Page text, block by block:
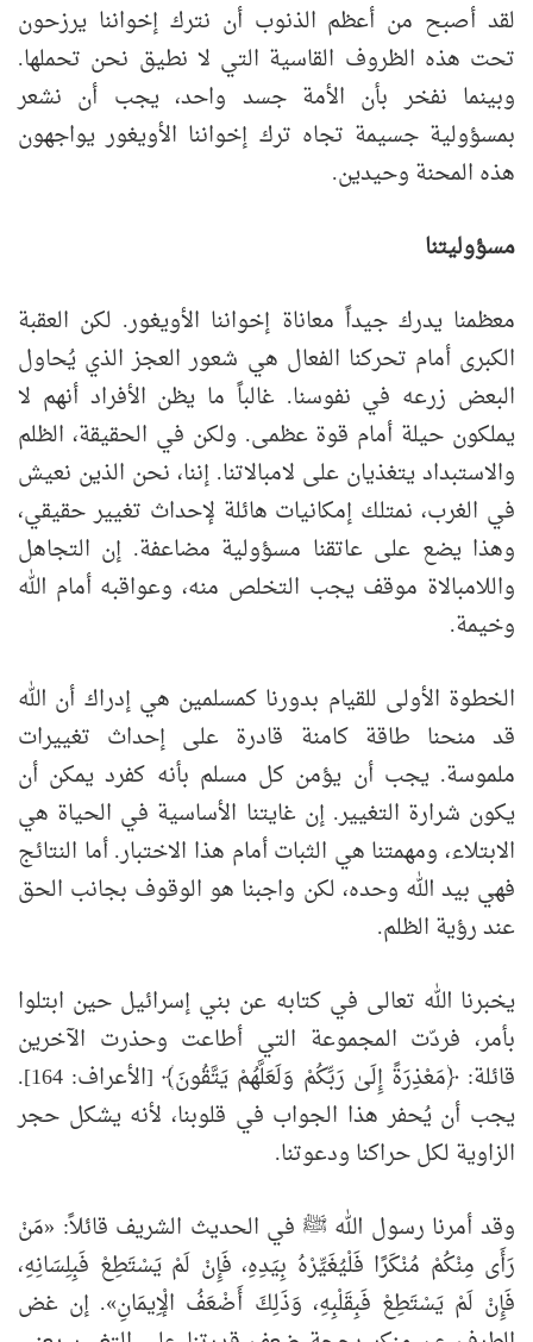
لقد أصبح من أعظم الذنوب أن نترك إخواننا يرزحون
تحت هذه الظروف القاسية التي لا نطيق نحن تحملها.
وبينما نفخر بأن الأمة جسد واحد، يجب أن نشعر
بمسؤولية جسيمة تجاه ترك إخواننا الأويغور يواجهون
هذه المحنة وحيدين.
مسؤوليتنا
معظمنا يدرك جيداً معاناة إخواننا الأويغور. لكن العقبة
الكبرى أمام تحركنا الفعال هي شعور العجز الذي يُحاول
البعض زرعه في نفوسنا. غالباً ما يظن الأفراد أنهم لا
يملكون حيلة أمام قوة عظمى. ولكن في الحقيقة، الظلم
والاستبداد يتغذيان على لامبالاتنا. إننا، نحن الذين نعيش
في الغرب، نمتلك إمكانيات هائلة لإحداث تغيير حقيقي،
وهذا يضع على عاتقنا مسؤولية مضاعفة. إن التجاهل
واللامبالاة موقف يجب التخلص منه، وعواقبه أمام الله
وخيمة.
الخطوة الأولى للقيام بدورنا كمسلمين هي إدراك أن الله
قد منحنا طاقة كامنة قادرة على إحداث تغييرات
ملموسة. يجب أن يؤمن كل مسلم بأنه كفرد يمكن أن
يكون شرارة التغيير. إن غايتنا الأساسية في الحياة هي
الابتلاء، ومهمتنا هي الثبات أمام هذا الاختبار. أما النتائج
فهي بيد الله وحده، لكن واجبنا هو الوقوف بجانب الحق
عند رؤية الظلم.
يخبرنا الله تعالى في كتابه عن بني إسرائيل حين ابتلوا
بأمر، فردّت المجموعة التي أطاعت وحذرت الآخرين
قائلة: ﴿مَعْذِرَةً إِلَىٰ رَبِّكُمْ وَلَعَلَّهُمْ يَتَّقُونَ﴾ [الأعراف: 164].
يجب أن يُحفر هذا الجواب في قلوبنا، لأنه يشكل حجر
الزاوية لكل حراكنا ودعوتنا.
وقد أمرنا رسول الله ﷺ في الحديث الشريف قائلاً: «مَنْ
رَأَى مِنْكُمْ مُنْكَرًا فَلْيُغَيِّرْهُ بِيَدِهِ، فَإِنْ لَمْ يَسْتَطِعْ فَبِلِسَانِهِ،
فَإِنْ لَمْ يَسْتَطِعْ فَبِقَلْبِهِ، وَذَلِكَ أَضْعَفُ الْإِيمَانِ». إن غض